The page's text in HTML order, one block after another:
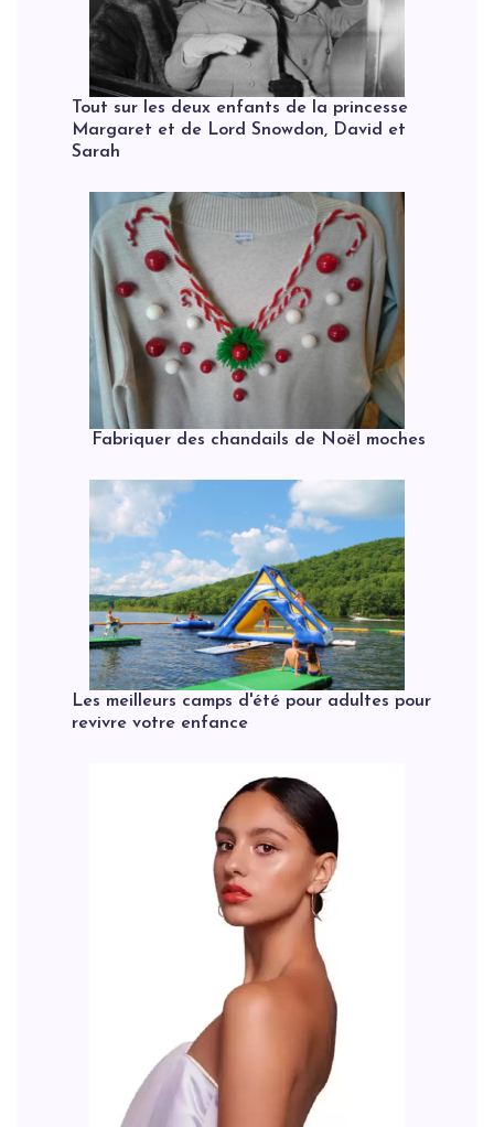
Tout sur les deux enfants de la princesse
Margaret et de Lord Snowdon, David et
Sarah
Fabriquer des chandails de Noël moches
Les meilleurs camps d'été pour adultes pour
revivre votre enfance